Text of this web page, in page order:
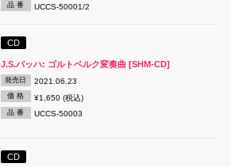
品 番 UCCS-50001/2
CD
J.S.バッハ: ゴルトベルク変奏曲 [SHM-CD]
発売日 2021.06.23
価 格 ¥1,650 (税込)
品 番 UCCS-50003
CD